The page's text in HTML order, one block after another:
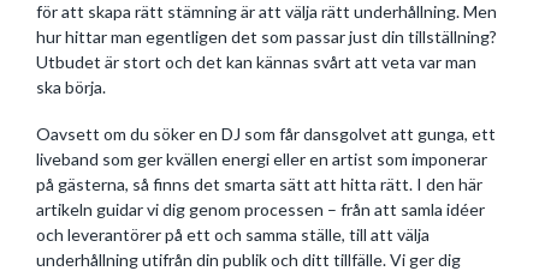
för att skapa rätt stämning är att välja rätt underhållning. Men
hur hittar man egentligen det som passar just din tillställning?
Utbudet är stort och det kan kännas svårt att veta var man
ska börja.
Oavsett om du söker en DJ som får dansgolvet att gunga, ett
liveband som ger kvällen energi eller en artist som imponerar
på gästerna, så finns det smarta sätt att hitta rätt. I den här
artikeln guidar vi dig genom processen – från att samla idéer
och leverantörer på ett och samma ställe, till att välja
underhållning utifrån din publik och ditt tillfälle. Vi ger dig